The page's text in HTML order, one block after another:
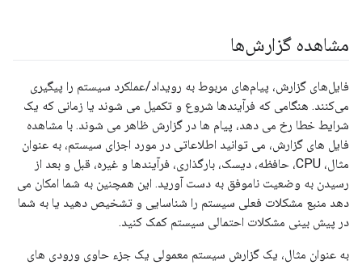
مشاهده گزارش‌ها
فایل‌های گزارش، پیام‌های مربوط به رویداد/عملکرد سیستم را پیگیری
می‌کنند. هنگامی که فرآیندها شروع و تکمیل می شوند یا زمانی که یک
شرایط خطا رخ می دهد، پیام ها در گزارش ظاهر می شوند. با مشاهده
فایل های گزارش، می توانید اطلاعاتی در مورد اجزای سیستم، به عنوان
مثال، CPU، حافظه، دیسک، بارگذاری، فرآیندها و غیره، قبل و بعد از
رسیدن به وضعیت ناموفق به دست آورید. این همچنین به شما امکان می
دهد منبع مشکلات فعلی سیستم را شناسایی و تشخیص دهید یا به شما
در پیش بینی مشکلات احتمالی سیستم کمک کنید.
به عنوان مثال، یک گزارش سیستم معمولی یک جزء حاوی ورودی های